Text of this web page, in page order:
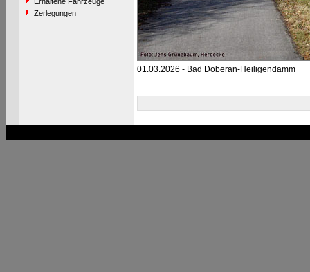
Zerlegungen
01.03.2026 - Bad Doberan-Heiligendamm